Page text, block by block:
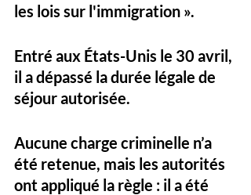
les lois sur l'immigration ».
Entré aux États-Unis le 30 avril,
il a dépassé la durée légale de
séjour autorisée.
Aucune charge criminelle n’a
été retenue, mais les autorités
ont appliqué la règle : il a été